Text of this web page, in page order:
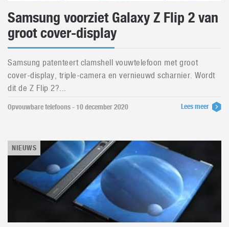
Samsung voorziet Galaxy Z Flip 2 van
groot cover-display
Samsung patenteert clamshell vouwtelefoon met groot
cover-display, triple-camera en vernieuwd scharnier. Wordt
dit de Z Flip 2?...
Opvouwbare telefoons - 10 december 2020 Lees meer
NIEUWS